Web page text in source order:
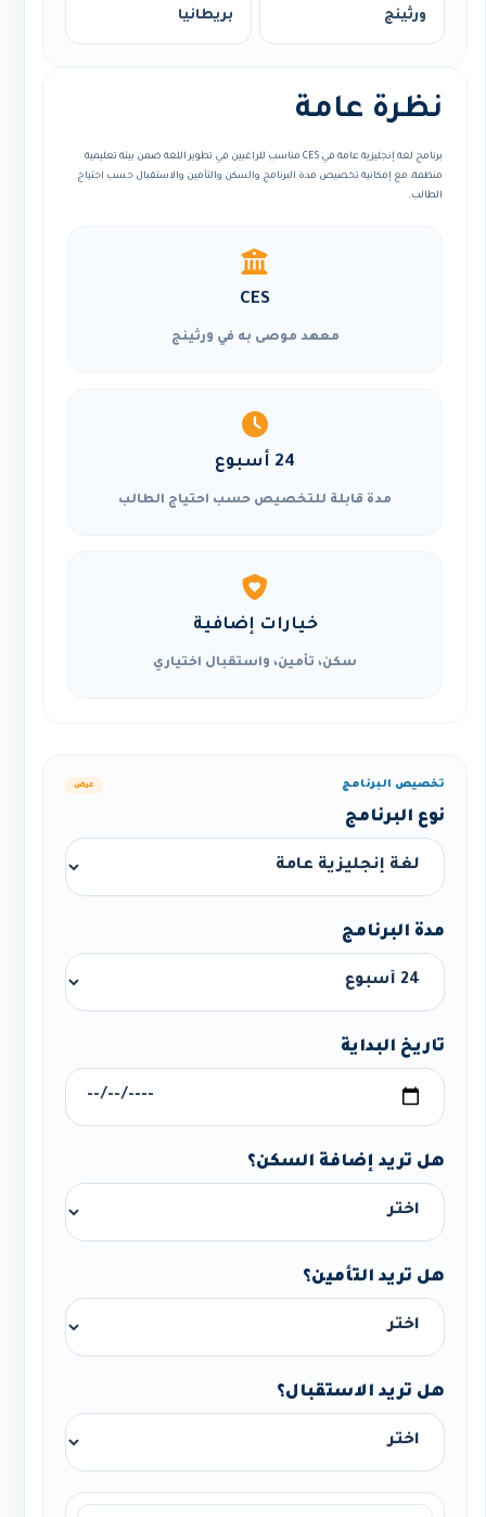
ورثينج
بريطانيا
نظرة عامة
برنامج لغة إنجليزية عامة في CES مناسب للراغبين في تطوير اللغة ضمن بيئة تعليمية
منظمة، مع إمكانية تخصيص مدة البرنامج والسكن والتأمين والاستقبال حسب احتياج
الطالب.
CES
معهد موصى به في ورثينج
24 أسبوع
مدة قابلة للتخصيص حسب احتياج الطالب
خيارات إضافية
سكن، تأمين، واستقبال اختياري
تخصيص البرنامج عرض
نوع البرنامج
مدة البرنامج
تاريخ البداية
هل تريد إضافة السكن؟
هل تريد التأمين؟
هل تريد الاستقبال؟